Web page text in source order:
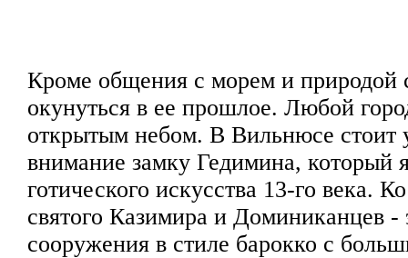
Кроме общения с морем и природой
окунуться в ее прошлое. Любой
открытым небом. В Вильнюсе стоит
внимание замку Гедимина, который
готического искусства 13-го века.
святого Казимира и Доминиканцев -
сооружения в стиле барокко с